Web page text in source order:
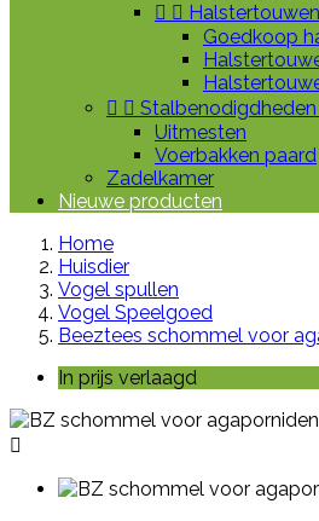
  Halstertouwen
Goedkoop
 
Uitmesten
Voerbakken paard
Zadelkamer
Nieuwe producten
Home
Huisdier
Vogel spullen
Vogel Speelgoed
Beeztees schommel voor
In prijs verlaagd
